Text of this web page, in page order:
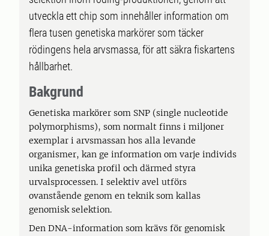
utveckla ett chip som innehåller information om
flera tusen genetiska markörer som täcker
rödingens hela arvsmassa, för att säkra fiskartens
hållbarhet.
Bakgrund
Genetiska markörer som SNP (single nucleotide
polymorphisms), som normalt finns i miljoner
exemplar i arvsmassan hos alla levande
organismer, kan ge information om varje individs
unika genetiska profil och därmed styra
urvalsprocessen. I selektiv avel utförs
ovanstående genom en teknik som kallas
genomisk selektion.
Den DNA-information som krävs för genomisk